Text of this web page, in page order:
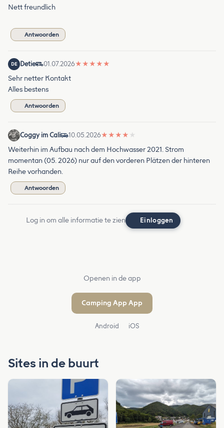
Nett freundlich
Antwoorden
DE Detie 01.07.2026★ ★ ★ ★ ★
Sehr netter Kontakt
Alles bestens
Antwoorden
Coggy im Cali 10.05.2026★ ★ ★ ★ ★
Weiterhin im Aufbau nach dem Hochwasser 2021. Strom
momentan (05. 2026) nur auf den vorderen Plätzen der hinteren
Reihe vorhanden.
Antwoorden
Log in om alle informatie te zien Einloggen
Openen in de app
Camping App App
Android iOS
Sites in de buurt